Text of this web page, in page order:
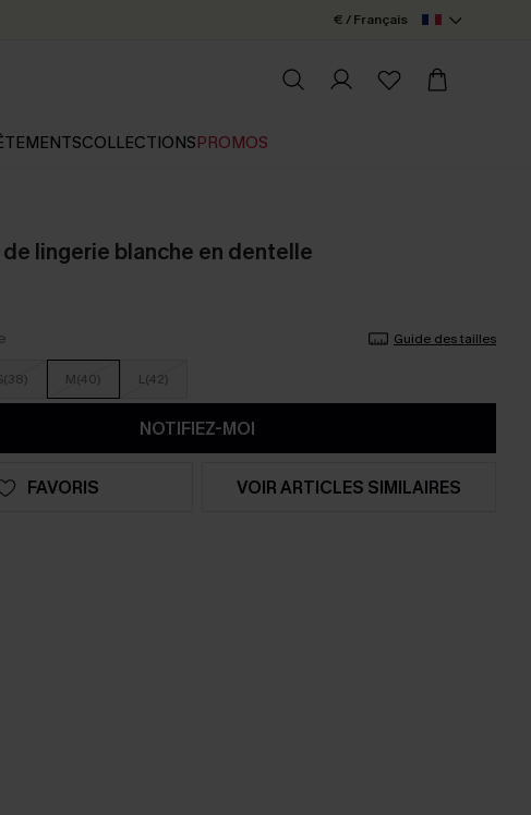
€ / Français
COLLECTIONSPROMOS
lingerie blanche en dentelle
Guide des tailles
M(40) L(42)
NOTIFIEZ-MOI
FAVORIS VOIR ARTICLES SIMILAIRES